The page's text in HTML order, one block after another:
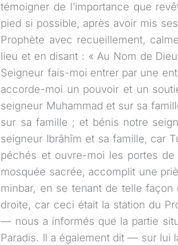
témoigner de l’importance que
pied si possible, après avoir mis
Prophète avec recueillement,
lieu et en disant : « Au Nom de
Seigneur fais-moi entrer par une
accorde-moi un pouvoir et un
seigneur Muhammad et sur sa
sur sa famille ; et bénis notre
seigneur Ibrâhîm et sa famille, car
péchés et ouvre-moi les portes
mosquée sacrée, accomplit une
minbar, en se tenant de telle
droite, car ceci était la station du
— nous a informés que la partie
Paradis. Il a également dit — sur lui